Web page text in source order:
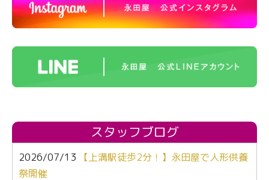
スタッフブログ
2026/07/13
【上溝駅徒歩2分！】永田屋で人形供養
祭開催